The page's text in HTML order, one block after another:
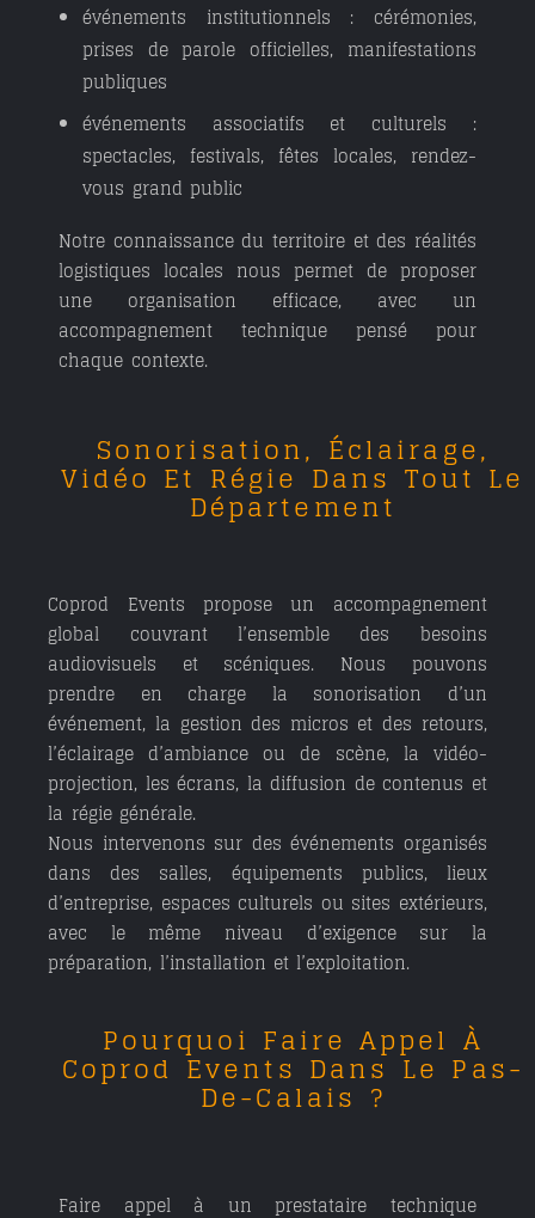
événements institutionnels : cérémonies,
prises de parole officielles, manifestations
publiques
événements associatifs et culturels :
spectacles, festivals, fêtes locales, rendez-
vous grand public
Notre connaissance du territoire et des réalités
logistiques locales nous permet de proposer
une organisation efficace, avec un
accompagnement technique pensé pour
chaque contexte.
Sonorisation, Éclairage,
Vidéo Et Régie Dans Tout Le
Département
Coprod Events propose un accompagnement
global couvrant l’ensemble des besoins
audiovisuels et scéniques. Nous pouvons
prendre en charge la sonorisation d’un
événement, la gestion des micros et des retours,
l’éclairage d’ambiance ou de scène, la vidéo-
projection, les écrans, la diffusion de contenus et
la régie générale.
Nous intervenons sur des événements organisés
dans des salles, équipements publics, lieux
d’entreprise, espaces culturels ou sites extérieurs,
avec le même niveau d’exigence sur la
préparation, l’installation et l’exploitation.
Pourquoi Faire Appel À
Coprod Events Dans Le Pas-
De-Calais ?
Faire appel à un prestataire technique